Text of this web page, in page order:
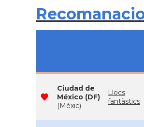
Ciudad de
México (DF)
(Mèxic)
Llocs
fantàstics